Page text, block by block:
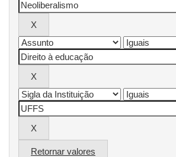
Retornar valores